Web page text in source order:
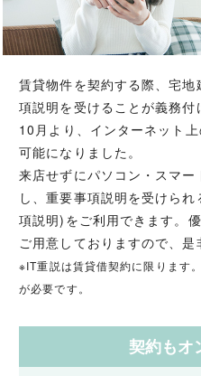
賃貸物件を契約する際、宅
項説明を受けることが義務
10月より、インターネット
可能になりました。
来店せずにパソコン・スマ
し、重要事項説明を受けら
項説明)をご利用できます。
ご用意しておりますので、是
※IT重説は賃貸借契約に限ります
が必要です。
契約もオ